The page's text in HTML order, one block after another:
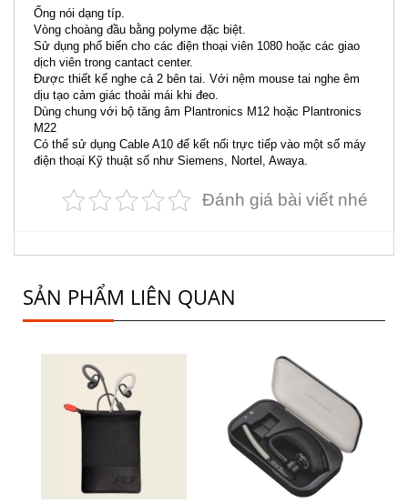
Ống nói dạng típ.
Vòng choàng đầu bằng polyme đặc biệt.
Sử dụng phổ biến cho các điện thoại viên 1080 hoặc các giao
dịch viên trong cantact center.
Được thiết kế nghe cả 2 bên tai. Với nệm mouse tai nghe êm
dịu tạo cảm giác thoải mái khi đeo.
Dùng chung với bộ tăng âm Plantronics M12 hoặc Plantronics
M22
Có thể sử dụng Cable A10 để kết nối trực tiếp vào một số máy
điện thoại Kỹ thuật số như Siemens, Nortel, Awaya.
Đánh giá bài viết nhé
SẢN PHẨM LIÊN QUAN